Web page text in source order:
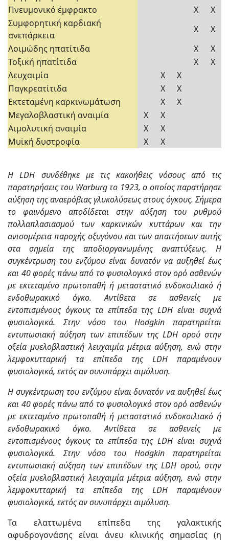
Πνευμονικό έμφρακτο
Χ
Χ
Συμφορητική καρδιακή
ανεπάρκεια
Χ
Χ
Λοιμώδης ηπατίτιδα
Χ
Χ
Τοξική ηπατίτιδα
Χ
Χ
Λευχαιμία
Χ
Χ
Παγκρεατίτιδα
Χ
Χ
Εκτεταμένη καρκινωμάτωση
Χ
Χ
Μεγαλοβλαστική αναιμία
Χ
Χ
Αιμολυτική αναιμία
Χ
Χ
Μυϊκή δυστροφία
Χ Χ
Η LDΗ συνδέθηκε με τις κακοήθεις νόσους από τις
παρατηρήσεις του Warburg το 1923, ο οποίος παρατήρησε
αύξηση της αναερόβιας γλυκολύσεως στους όγκους. Σήμερα
το φαινόμενο αποδίδεται στην αύξηση του ρυθμού
πολλαπλασιασμού των καρκινικών κυττάρων και την
ανισομέρεια παροχής οξυγόνου και των απαιτήσεων αυτής
στα σημεία της αποδιοργανωμένης αναπτύξεως. Η
συγκέντρωση του ενζύμου είναι δυνατόν να αυξηθεί έως
και 40 φορές πάνω από το φυσιολογικό στον ορό ασθενών
με εκτεταμένο πρωτοπαθή ή μεταστατικό ενδοκοιλιακό ή
ενδοθωρακικό όγκο. Αντίθετα σε ασθενείς με
εντοπισμένους όγκους τα επίπεδα της LDΗ είναι συχνά
φυσιολογικά. Στην νόσο του Hodgkin παρατηρείται
εντυπωσιακή αύξηση των επιπέδων της LDΗ ορού στην
οξεία μυελοβλαστική λευχαιμία μέτρια αύξηση, ενώ στην
λεμφοκυτταρική τα επίπεδα της LDΗ παραμένουν
φυσιολογικά, εκτός αν συνυπάρχει αιμόλυση.
Η συγκέντρωση του ενζύμου είναι δυνατόν να αυξηθεί έως
και 40 φορές πάνω από το φυσιολογικό στον ορό ασθενών
με εκτεταμένο πρωτοπαθή ή μεταστατικό ενδοκοιλιακό ή
ενδοθωρακικό όγκο. Αντίθετα σε ασθενείς με
εντοπισμένους όγκους τα επίπεδα της LDΗ είναι συχνά
φυσιολογικά. Στην νόσο του Hodgkin παρατηρείται
εντυπωσιακή αύξηση των επιπέδων της LDΗ ορού, στην
οξεία μυελοβλαστική λευχαιμία μέτρια αύξηση, ενώ στην
λεμφοκυτταρική τα επίπεδα της LDΗ παραμένουν
φυσιολογικά, εκτός αν συνυπάρχει αιμόλυση.
Τα ελαττωμένα επίπεδα της γαλακτικής
αφυδρογονάσης είναι άνευ κλινικής σημασίας (η